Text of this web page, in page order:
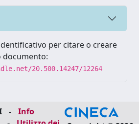
per citare o creare
documento:
20.500.14247/12264
-
Info